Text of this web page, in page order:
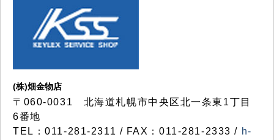
(株)畑金物店
〒060-0031 北海道札幌市中央区北一条東1丁目
6番地
TEL：011-281-2311 / FAX：011-281-2333 / h-